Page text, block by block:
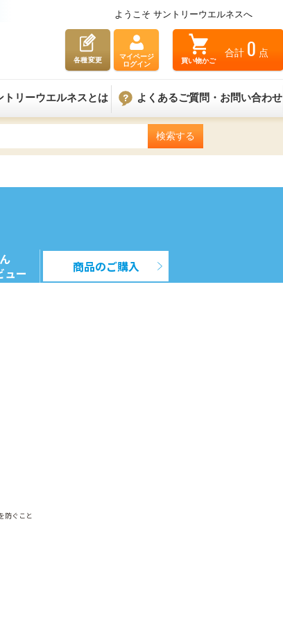
ようこそ サントリーウエルネスへ
各種変更
マイページ
ログイン
買い物かご
合計 0 点
トリーウエルネスとは よくあるご質問・お問い合わせ
ュー
商品のご購入
防ぐこと